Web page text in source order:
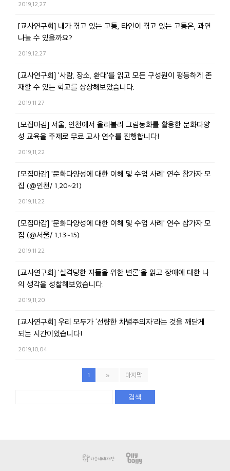
2019.12.27
[교사연구회] 내가 겪고 있는 고통, 타인이 겪고 있는 고통은, 과연
나눌 수 있을까요?
2019.12.27
[교사연구회] '사람, 장소, 환대'를 읽고 모든 구성원이 평등하게 존
재할 수 있는 학교를 상상해보았습니다.
2019.11.27
[모집마감] 서울, 인천에서 올리볼리 그림동화를 활용한 문화다양
성 교육을 주제로 무료 교사 연수를 진행합니다!
2019.11.22
[모집마감] '문화다양성에 대한 이해 및 수업 사례' 연수 참가자 모
집 (@인천/ 1.20~21)
2019.11.22
[모집마감] '문화다양성에 대한 이해 및 수업 사례' 연수 참가자 모
집 (@서울/ 1.13~15)
2019.11.22
[교사연구회] '실격당한 자들을 위한 변론'을 읽고 장애에 대한 나
의 생각을 성찰해보았습니다.
2019.11.20
[교사연구회] 우리 모두가 ‘선량한 차별주의자’라는 것을 깨닫게
되는 시간이었습니다!
2019.10.04
1 » 마지막
검색